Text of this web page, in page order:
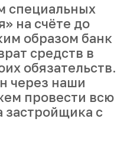
специальных
на счёте до
образом банк
средств в
обязательств.
через наши
провести всю
застройщика с